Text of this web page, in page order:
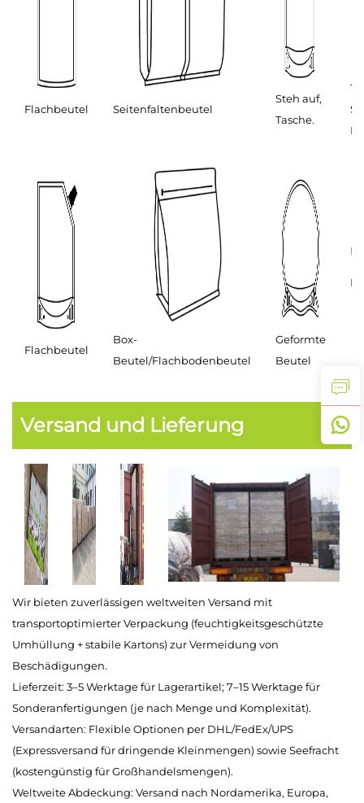
Flachbeutel Seitenfaltenbeutel
Steh auf,
Tasche.
T-
Flachbeutel
Box-
Beutel/Flachbodenbeutel
Geformte
Beutel
Versand und Lieferung
Wir bieten zuverlässigen weltweiten Versand mit
transportoptimierter Verpackung (feuchtigkeitsgeschützte
Umhüllung + stabile Kartons) zur Vermeidung von
Beschädigungen.
Lieferzeit: 3–5 Werktage für Lagerartikel; 7–15 Werktage für
Sonderanfertigungen (je nach Menge und Komplexität).
Versandarten: Flexible Optionen per DHL/FedEx/UPS
(Expressversand für dringende Kleinmengen) sowie Seefracht
(kostengünstig für Großhandelsmengen).
Weltweite Abdeckung: Versand nach Nordamerika, Europa,